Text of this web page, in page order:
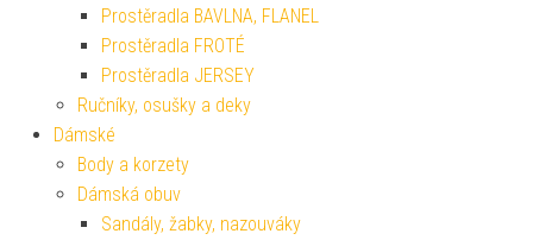
Prostěradla BAVLNA, FLANEL
Prostěradla FROTÉ
Prostěradla JERSEY
Ručníky, osušky a deky
Dámské
Body a korzety
Dámská obuv
Sandály, žabky, nazouváky